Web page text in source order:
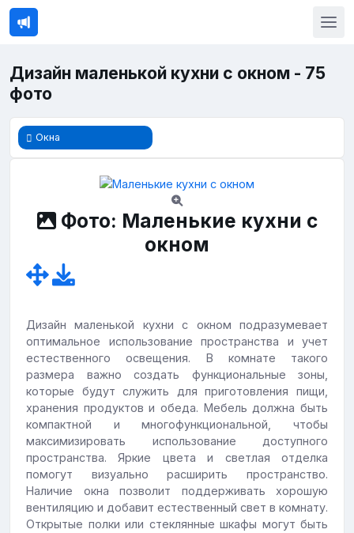
Дизайн маленькой кухни с окном - 75
фото
Окна
Фото: Маленькие кухни с
окном
Дизайн маленькой кухни с окном подразумевает
оптимальное использование пространства и учет
естественного освещения. В комнате такого
размера важно создать функциональные зоны,
которые будут служить для приготовления пищи,
хранения продуктов и обеда. Мебель должна быть
компактной и многофункциональной, чтобы
максимизировать использование доступного
пространства. Яркие цвета и светлая отделка
помогут визуально расширить пространство.
Наличие окна позволит поддерживать хорошую
вентиляцию и добавит естественный свет в комнату.
Открытые полки или стеклянные шкафы могут быть